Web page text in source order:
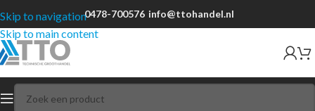
Skip to navigation
Skip to main content
0478-700576 info@ttohandel.nl